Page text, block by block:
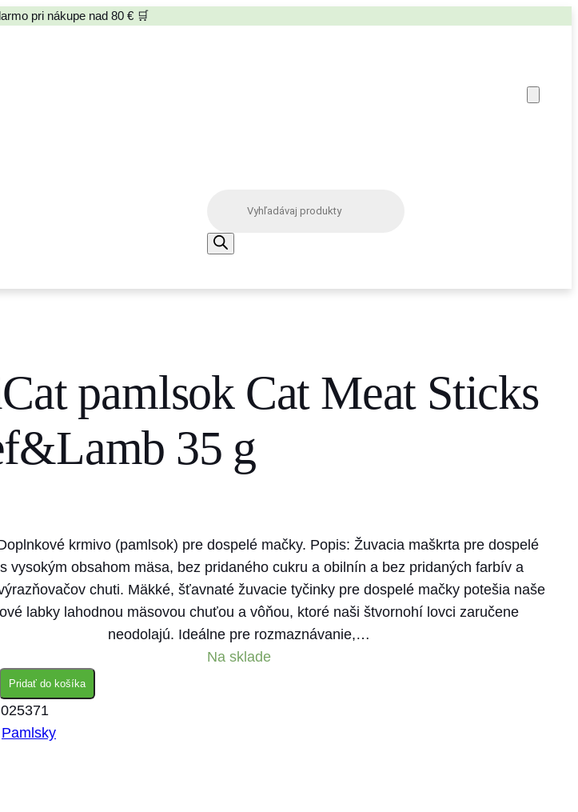
pri nákupe nad 80 € 🛒
o
u
s
e
r
c
pamlsok Cat Meat Sticks
35 g
krmivo (pamlsok) pre dospelé mačky. Popis: Žuvacia maškrta pre dospelé
vysokým obsahom mäsa, bez pridaného cukru a obilnín a bez pridaných farbív a
chuti. Mäkké, šťavnaté žuvacie tyčinky pre dospelé mačky potešia naše
labky lahodnou mäsovou chuťou a vôňou, ktoré naši štvornohí lovci zaručene
neodolajú. Ideálne pre rozmaznávanie,…
Na sklade
Pridať do košíka
Pamlsky